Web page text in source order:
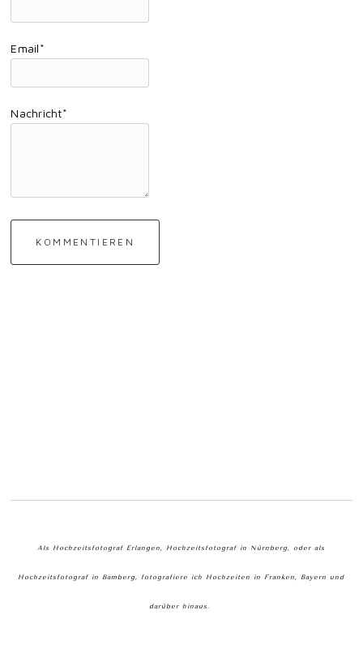
Email*
Nachricht*
KOMMENTIEREN
Als Hochzeitsfotograf Erlangen, Hochzeitsfotograf in Nürnberg, oder als
Hochzeitsfotograf in Bamberg, fotografiere ich Hochzeiten in Franken, Bayern und
darüber hinaus.